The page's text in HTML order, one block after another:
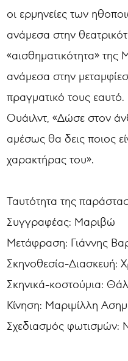
οι ερμηνείες των
ανάμεσα στην
«αισθηματικότητα» της
ανάμεσα στην
πραγματικό τους
Ουάιλντ, «Δώσε στον
αμέσως θα δεις ποιος
χαρακτήρας του».
Ταυτότητα της
Συγγραφέας: Μαριβώ
Μετάφραση: Γιάννης
Σκηνοθεσία-Διασκευή:
Σκηνικά-κοστούμια:
Κίνηση: Μαριμίλλη
Σχεδιασμός φωτισμών: